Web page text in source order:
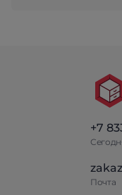
+7
Почта